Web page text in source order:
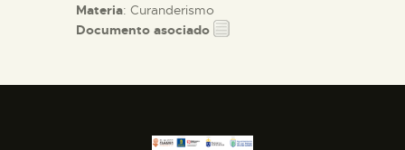
Materia: Curanderismo
Documento asociado